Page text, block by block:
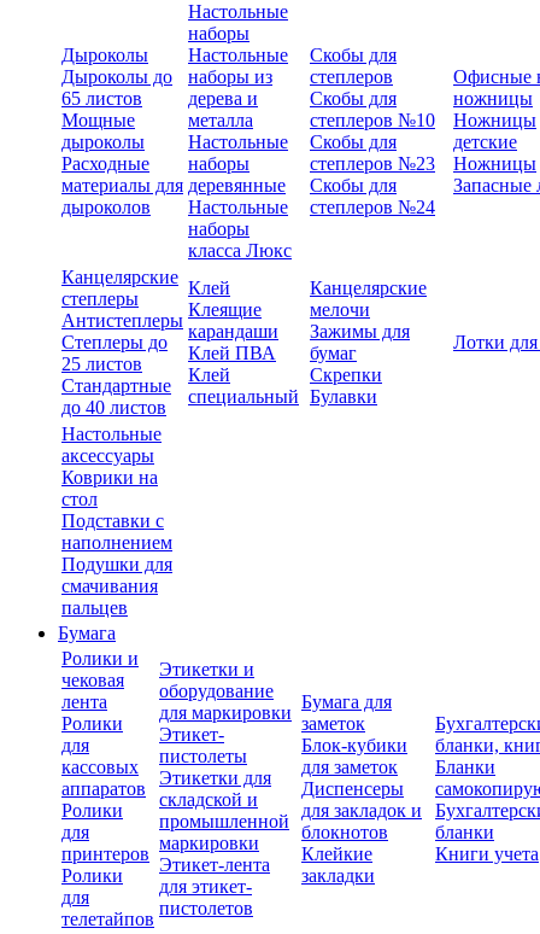
Дыроколы
Дыроколы до
65 листов
Мощные
дыроколы
Расходные
материалы для
дыроколов
Настольные
наборы
Настольные
наборы из
дерева и
металла
Настольные
наборы
деревянные
Настольные
наборы
класса Люкс
Скобы для
степлеров
Скобы для
степлеров №10
Скобы для
степлеров №23
Скобы для
степлеров №24
Офисные
ножницы
Ножницы
детские
Ножницы
Запасные
Канцелярские
степлеры
Антистеплеры
Степлеры до
25 листов
Стандартные
до 40 листов
Клей
Клеящие
карандаши
Клей ПВА
Клей
специальный
Канцелярские
мелочи
Зажимы для
бумаг
Скрепки
Булавки
Лотки
Настольные
аксессуары
Коврики на
стол
Подставки с
наполнением
Подушки для
смачивания
пальцев
Бумага
Ролики и
чековая
лента
Ролики
для
кассовых
аппаратов
Ролики
для
принтеров
Ролики
для
телетайпов
Этикетки и
оборудование
для маркировки
Этикет-
пистолеты
Этикетки для
складской и
промышленной
маркировки
Этикет-лента
для этикет-
пистолетов
Бумага для
заметок
Блок-кубики
для заметок
Диспенсеры
для закладок и
блокнотов
Клейкие
закладки
бланки,
Бланки
бланки
Книги учета